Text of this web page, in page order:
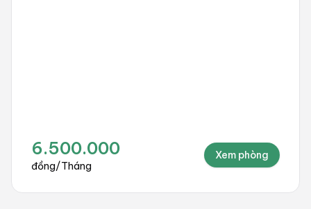
6.500.000
đồng/Tháng
Xem phòng